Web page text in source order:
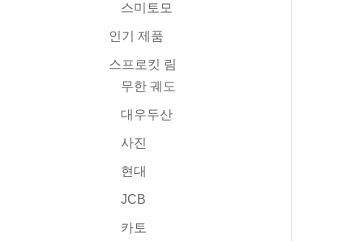
스미토모
인기 제품
스프로킷 림
무한 궤도
대우두산
사진
현대
JCB
카토